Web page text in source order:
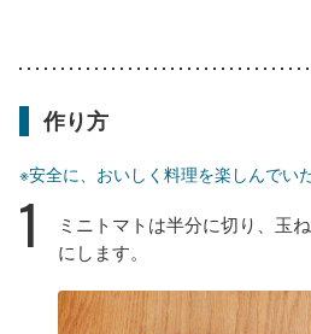
作り方
※安全に、おいしく料理を楽しんでい
1
ミニトマトは半分に切り、玉
にします。